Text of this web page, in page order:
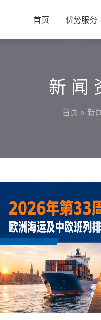
首页 优势服务
新闻
首页 » 新